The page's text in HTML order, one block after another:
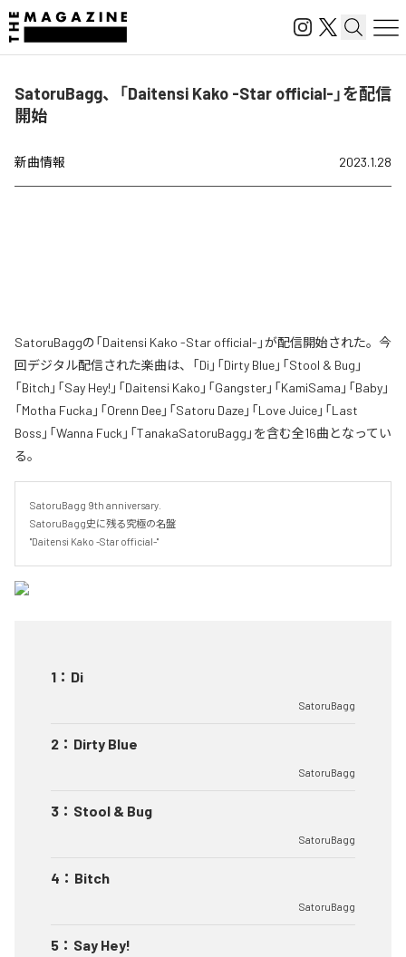
SatoruBagg、「Daitensi Kako -Star official-」を配信
開始
新曲情報 2023.1.28
SatoruBaggの「Daitensi Kako -Star official-」が配信開始された。今
回デジタル配信された楽曲は、「Di」「Dirty Blue」「Stool & Bug」
「Bitch」「Say Hey!」「Daitensi Kako」「Gangster」「KamiSama」「Baby」
「Motha Fucka」「Orenn Dee」「Satoru Daze」「Love Juice」「Last
Boss」「Wanna Fuck」「TanakaSatoruBagg」を含む全16曲となってい
る。
SatoruBagg 9th anniversary.
SatoruBagg史に残る究極の名盤
"Daitensi Kako -Star official-"
1 ： Di
SatoruBagg
2 ： Dirty Blue
SatoruBagg
3 ： Stool & Bug
SatoruBagg
4 ： Bitch
SatoruBagg
5 ： Say Hey!